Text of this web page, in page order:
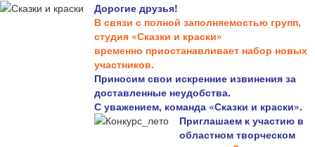
Дорогие друзья!
В связи с полной заполняемостью групп,
студия «Сказки и краски»
временно приостанавливает набор новых
участников.
Приносим свои искренние извинения за
доставленные неудобства.
С уважением, команда «Сказки и краски».
Приглашаем к участию в
областном творческом